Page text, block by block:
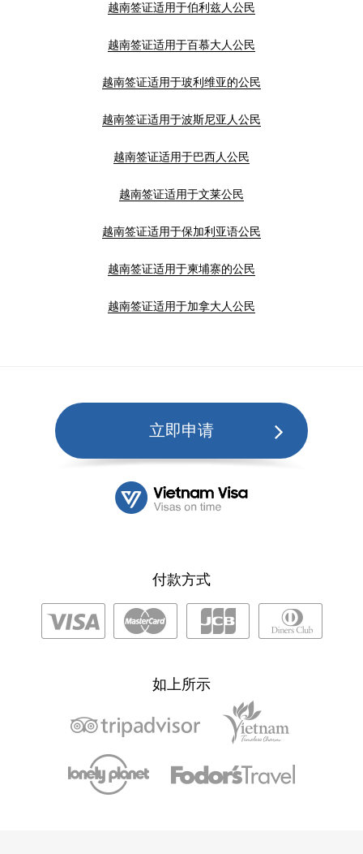
越南签证适用于伯利兹人公民
越南签证适用于百慕大人公民
越南签证适用于玻利维亚的公民
越南签证适用于波斯尼亚人公民
越南签证适用于巴西人公民
越南签证适用于文莱公民
越南签证适用于保加利亚语公民
越南签证适用于柬埔寨的公民
越南签证适用于加拿大人公民
立即申请
付款方式
如上所示